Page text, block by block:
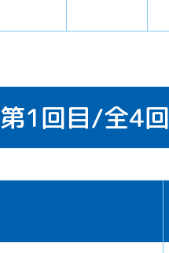
第1回目/全4回